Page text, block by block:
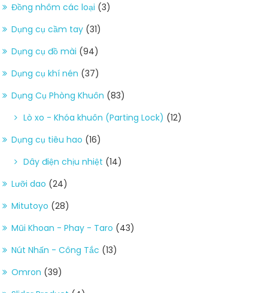
Đồng nhôm các loại (3)
Dụng cụ cầm tay (31)
Dụng cụ đồ mài (94)
Dụng cụ khí nén (37)
Dụng Cụ Phòng Khuôn (83)
Lò xo - Khóa khuôn (Parting Lock) (12)
Dụng cụ tiêu hao (16)
Dây điện chịu nhiệt (14)
Lưỡi dao (24)
Mitutoyo (28)
Mũi Khoan - Phay - Taro (43)
Nút Nhấn - Công Tắc (13)
Omron (39)